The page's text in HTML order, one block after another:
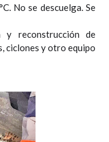
No se descuelga. Se
y reconstrucción de
ciclones y otro equipo